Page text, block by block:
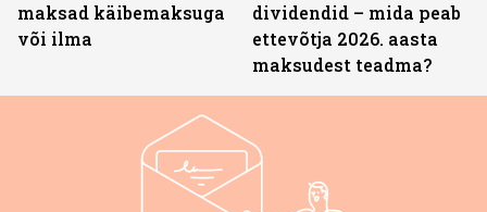
maksad käibemaksuga
või ilma
dividendid – mida peab
ettevõtja 2026. aasta
maksudest teadma?